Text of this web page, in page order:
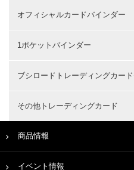
オフィシャルカードバインダー
1ポケットバインダー
ブシロードトレーディングカー
その他トレーディングカード
商品情報
イベント情報